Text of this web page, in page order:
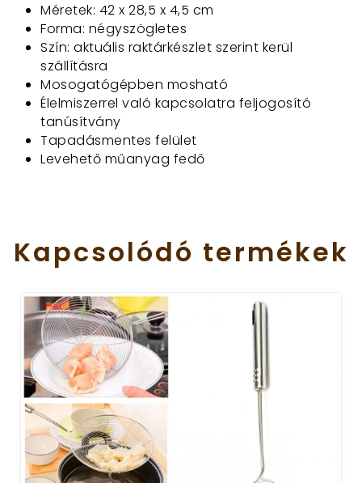
Méretek: 42 x 28,5 x 4,5 cm
Forma: négyszögletes
Szín: aktuális raktárkészlet szerint kerül
szállításra
Mosogatógépben mosható
Élelmiszerrel való kapcsolatra feljogosító
tanúsítvány
Tapadásmentes felület
Levehető műanyag fedő
Kapcsolódó termékek